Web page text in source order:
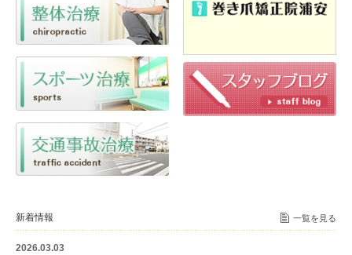
新着情報 一覧を見る
2026.03.03